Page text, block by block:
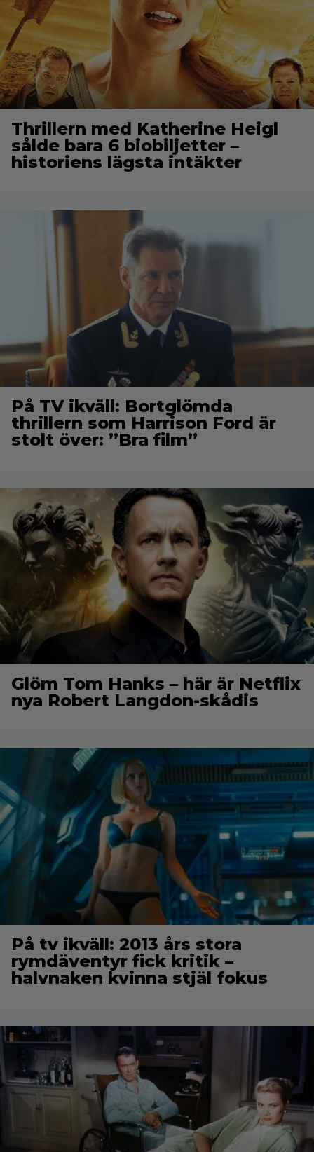
Thrillern med Katherine Heigl
sålde bara 6 biobiljetter –
historiens lägsta intäkter
På TV ikväll: Bortglömda
thrillern som Harrison Ford är
stolt över: ”Bra film”
Glöm Tom Hanks – här är Netflix
nya Robert Langdon-skådis
På tv ikväll: 2013 års stora
rymdäventyr fick kritik –
halvnaken kvinna stjäl fokus